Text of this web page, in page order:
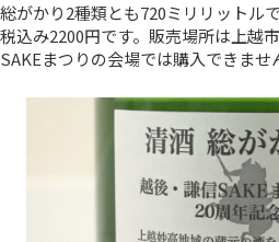
総がかり2種類とも720ミリリットル
税込み2200円です。販売場所は上越
SAKEまつりの会場では購入できませ